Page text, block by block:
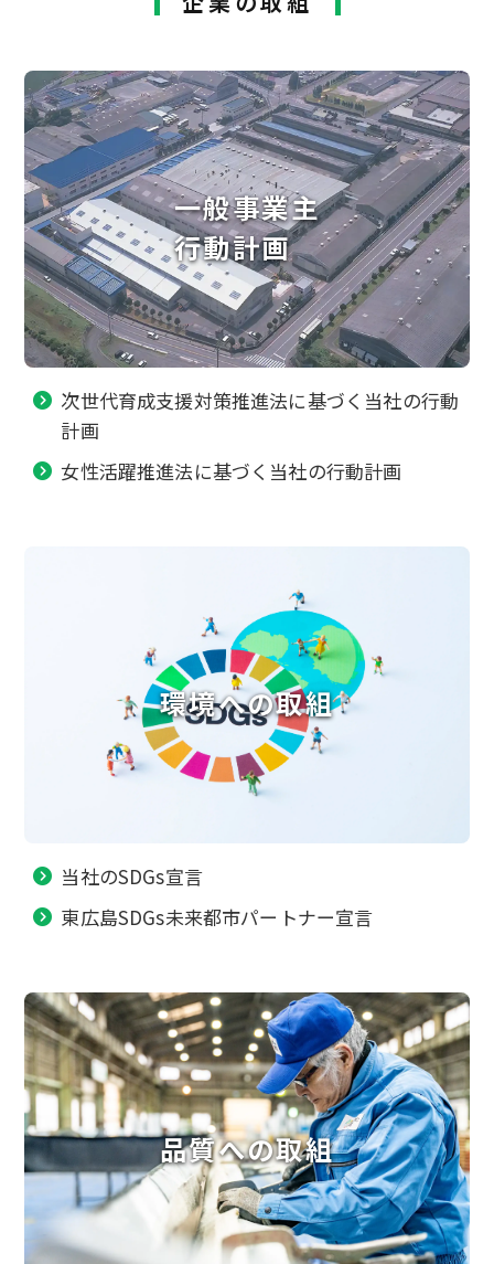
一般事業主
行動計画
次世代育成支援対策推進法に基づく当社の行動
計画
女性活躍推進法に基づく当社の行動計画
環境への取組
当社のSDGs宣言
東広島SDGs未来都市パートナー宣言
品質への取組